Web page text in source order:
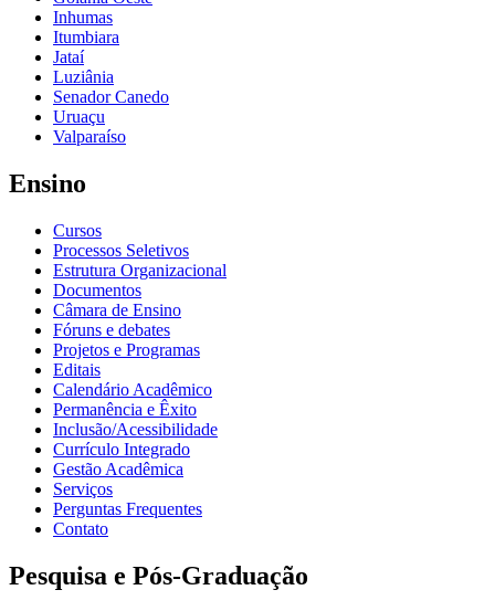
Inhumas
Itumbiara
Jataí
Luziânia
Senador Canedo
Uruaçu
Valparaíso
Ensino
Cursos
Processos Seletivos
Estrutura Organizacional
Documentos
Câmara de Ensino
Fóruns e debates
Projetos e Programas
Editais
Calendário Acadêmico
Permanência e Êxito
Inclusão/Acessibilidade
Currículo Integrado
Gestão Acadêmica
Serviços
Perguntas Frequentes
Contato
Pesquisa e Pós-Graduação